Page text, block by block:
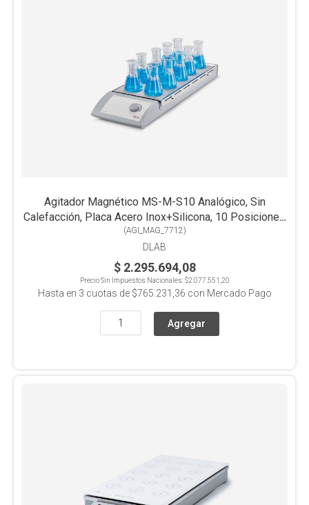
Agitador Magnético MS-M-S10 Analógico, Sin
Calefacción, Placa Acero Inox+Silicona, 10 Posiciones
x0.4L c/u
(AGI_MAG_7712)
DLAB
$ 2.295.694,08
Precio Sin Impuestos Nacionales:$2.077.551,20
Hasta en 3 cuotas de $765.231,36 con Mercado Pago